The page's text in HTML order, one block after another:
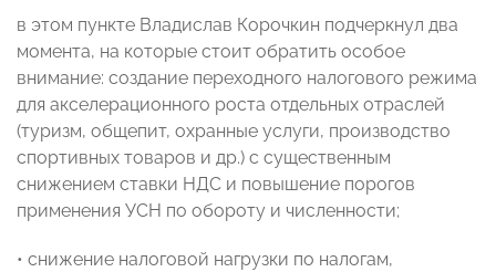
в этом пункте Владислав Корочкин подчеркнул два
момента, на которые стоит обратить особое
внимание: создание переходного налогового режима
для акселерационного роста отдельных отраслей
(туризм, общепит, охранные услуги, производство
спортивных товаров и др.) с существенным
снижением ставки НДС и повышение порогов
применения УСН по обороту и численности;
• снижение налоговой нагрузки по налогам,